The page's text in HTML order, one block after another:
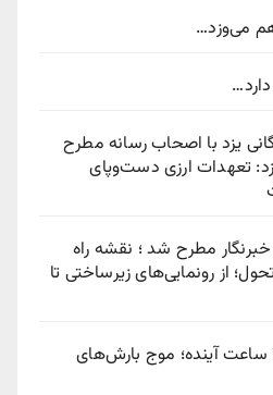
هم می‌وزد…
یزد با اصحاب رسانه مطرح
تعهدات ارزی دست‌وپای
مطرح شد ؛ نقشه راه
از رونمایی‌های زیرساختی تا
وضعیت جوی کشور در ۷۲ ساعت آینده؛ موج بارش‌های